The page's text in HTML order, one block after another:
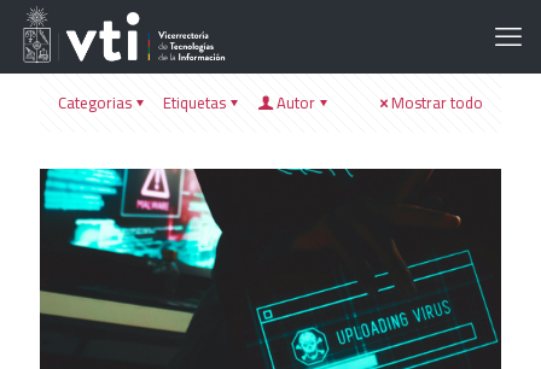
Categorias Etiquetas Autor Mostrar todo